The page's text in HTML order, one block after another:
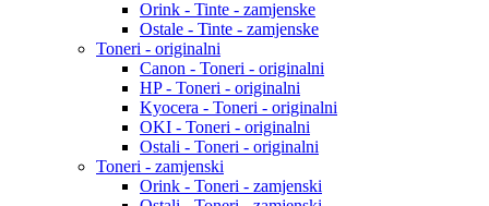
Orink - Tinte - zamjenske
Ostale - Tinte - zamjenske
Toneri - originalni
Canon - Toneri - originalni
HP - Toneri - originalni
Kyocera - Toneri - originalni
OKI - Toneri - originalni
Ostali - Toneri - originalni
Toneri - zamjenski
Orink - Toneri - zamjenski